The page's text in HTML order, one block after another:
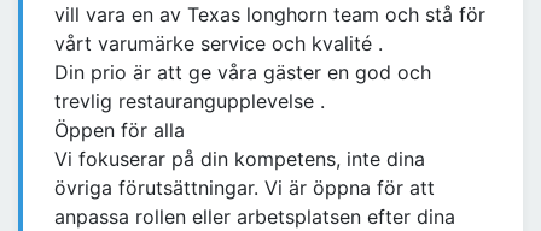
vill vara en av Texas longhorn team och stå för
vårt varumärke service och kvalité .
Din prio är att ge våra gäster en god och
trevlig restaurangupplevelse .
Öppen för alla
Vi fokuserar på din kompetens, inte dina
övriga förutsättningar. Vi är öppna för att
anpassa rollen eller arbetsplatsen efter dina